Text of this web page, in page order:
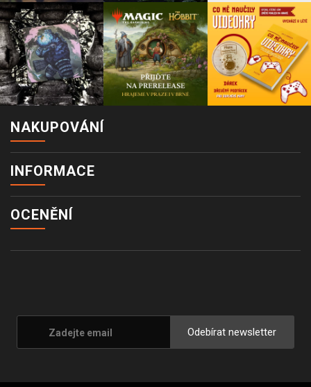
NAKUPOVÁNÍ
INFORMACE
OCENĚNÍ
Odebírat newsletter